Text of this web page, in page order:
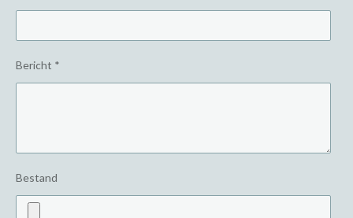
Bericht *
Bestand